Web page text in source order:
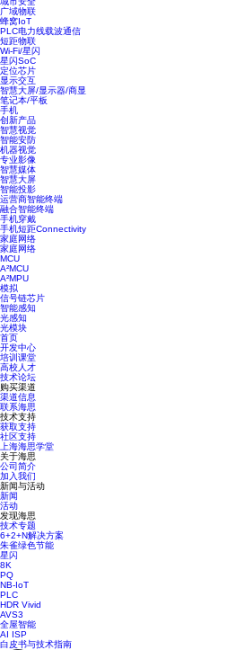
广域物联
蜂窝IoT
PLC电力线载波通信
短距物联
Wi-Fi/星闪
星闪SoC
定位芯片
显示交互
智慧大屏/显示器/商显
笔记本/平板
手机
创新产品
智慧视觉
智能安防
机器视觉
专业影像
智慧媒体
智慧大屏
智能投影
运营商智能终端
融合智能终端
手机穿戴
手机短距Connectivity
家庭网络
家庭网络
MCU
A²MCU
A²MPU
模拟
信号链芯片
智能感知
光感知
光模块
首页
开发中心
培训课堂
高校人才
技术论坛
购买渠道
渠道信息
联系海思
技术支持
获取支持
社区支持
上海海思学堂
关于海思
公司简介
加入我们
新闻与活动
新闻
活动
发现海思
技术专题
6+2+N解决方案
朱雀绿色节能
星闪
8K
PQ
NB-IoT
PLC
HDR Vivid
AVS3
全屋智能
AI ISP
白皮书与技术指南